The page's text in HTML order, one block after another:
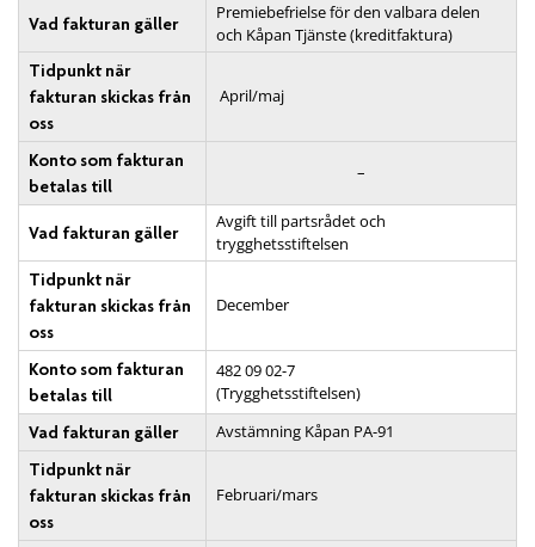
Vad fakturan gäller
Premiebefrielse för den valbara delen
och Kåpan Tjänste (kreditfaktura)
Tidpunkt när
fakturan skickas från
oss
April/maj
Konto som fakturan
betalas till
–
Vad fakturan gäller
Avgift till partsrådet och
trygghetsstiftelsen
Tidpunkt när
fakturan skickas från
oss
December
Konto som fakturan
betalas till
482 09 02-7
(Trygghetsstiftelsen)
Vad fakturan gäller
Avstämning Kåpan PA-91
Tidpunkt när
fakturan skickas från
oss
Februari/mars